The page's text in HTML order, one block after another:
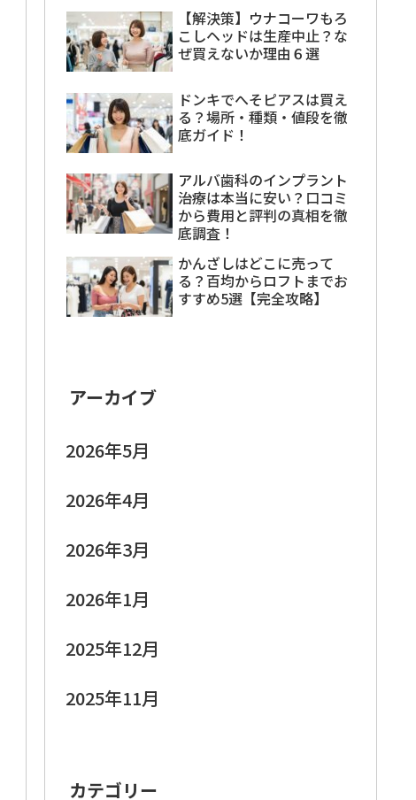
【解決策】ウナコーワもろ
こしヘッドは生産中止？な
ぜ買えないか理由６選
ドンキでへそピアスは買え
る？場所・種類・値段を徹
底ガイド！
アルバ歯科のインプラント
治療は本当に安い？口コミ
から費用と評判の真相を徹
底調査！
かんざしはどこに売って
る？百均からロフトまでお
すすめ5選【完全攻略】
アーカイブ
2026年5月
2026年4月
2026年3月
2026年1月
2025年12月
2025年11月
カテゴリー